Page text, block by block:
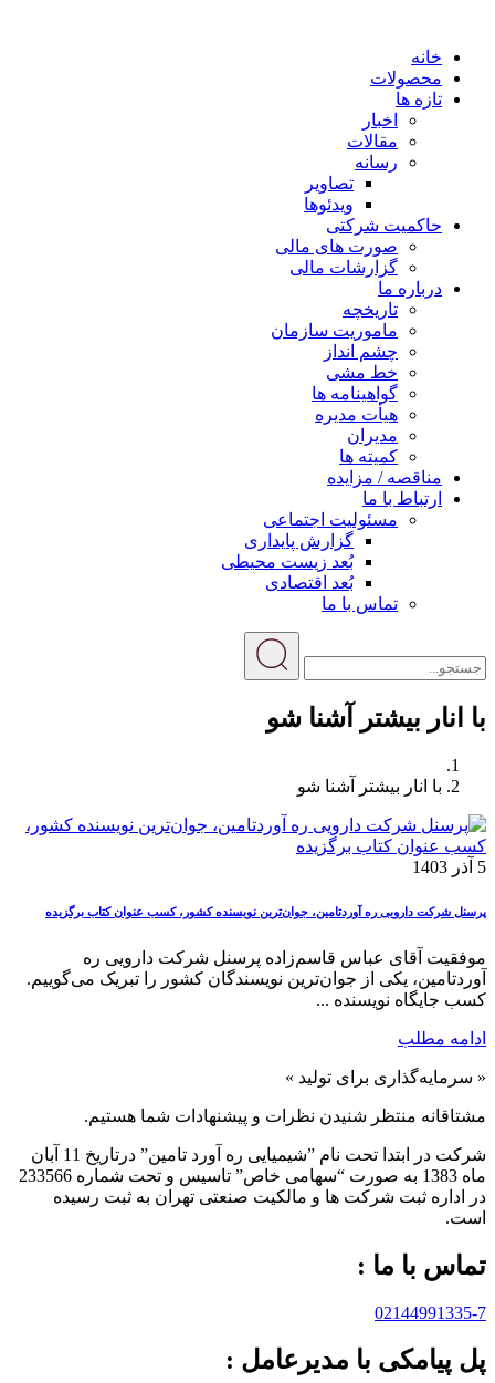
خانه
محصولات
تازه ها
اخبار
مقالات
رسانه
تصاویر
ویدئوها
حاکمیت شرکتی
صورت های مالی
گزارشات مالی
درباره ما
تاریخچه
ماموریت سازمان
چشم انداز
خط مشی
گواهینامه ها
هیأت مدیره
مدیران
کمیته ها
مناقصه / مزایده
ارتباط با ما
مسئولیت اجتماعی
گزارش پایداری
بُعد زیست محیطی
بُعد اقتصادی
تماس با ما
با انار بیشتر آشنا شو
با انار بیشتر آشنا شو
5 آذر 1403
پرسنل شرکت دارویی ره آوردتامین، جوان‌ترین نویسنده کشور، کسب عنوان کتاب برگزیده
موفقیت آقای عباس قاسم‌زاده پرسنل شرکت دارویی ره
آوردتامین، یکی از جوان‌ترین نویسندگان کشور را تبریک می‌گوییم.
کسب جایگاه نویسنده ...
ادامه مطلب
« سرمایه‌گذاری برای تولید »
مشتاقانه منتظر شنیدن نظرات و پیشنهادات شما هستیم.
شرکت در ابتدا تحت نام ”شیمیایی ره آورد تامين” درتاريخ 11 آبان
ماه 1383 به صورت “سهامی خاص” تاسيس و تحت شماره 233566
در اداره ثبت شرکت ها و مالکيت صنعتی تهران به ثبت رسيده
است.
تماس با ما :
02144991335-7
پل پیامکی با مدیرعامل :